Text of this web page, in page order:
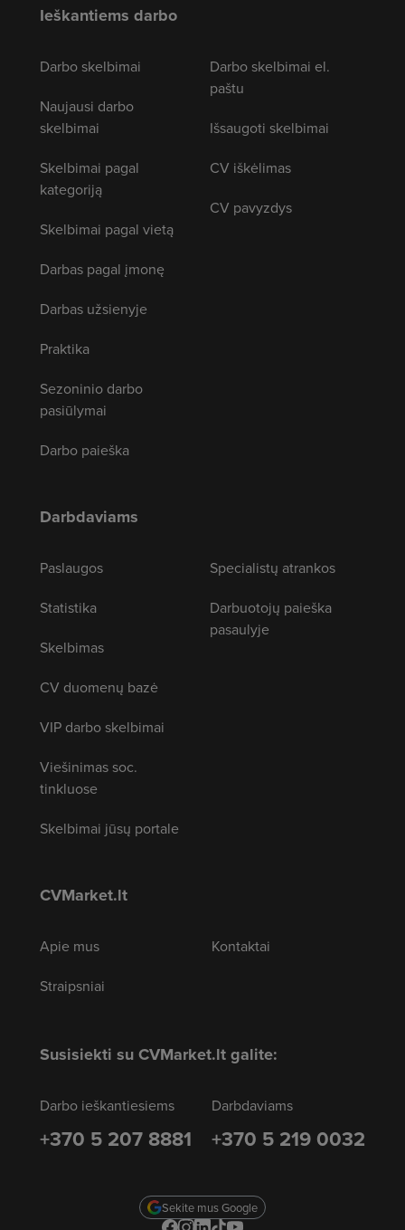
Ieškantiems darbo
Darbo skelbimai
Naujausi darbo
skelbimai
Skelbimai pagal
kategoriją
Skelbimai pagal vietą
Darbas pagal įmonę
Darbas užsienyje
Praktika
Sezoninio darbo
pasiūlymai
Darbo paieška
Darbo skelbimai el.
paštu
Išsaugoti skelbimai
CV iškėlimas
CV pavyzdys
Darbdaviams
Paslaugos
Statistika
Skelbimas
CV duomenų bazė
VIP darbo skelbimai
Viešinimas soc.
tinkluose
Skelbimai jūsų portale
Specialistų atrankos
Darbuotojų paieška
pasaulyje
CVMarket.lt
Apie mus
Straipsniai
Kontaktai
Susisiekti su CVMarket.lt galite:
Darbo ieškantiesiems
+370 5 207 8881
Darbdaviams
+370 5 219 0032
Sekite mus Google